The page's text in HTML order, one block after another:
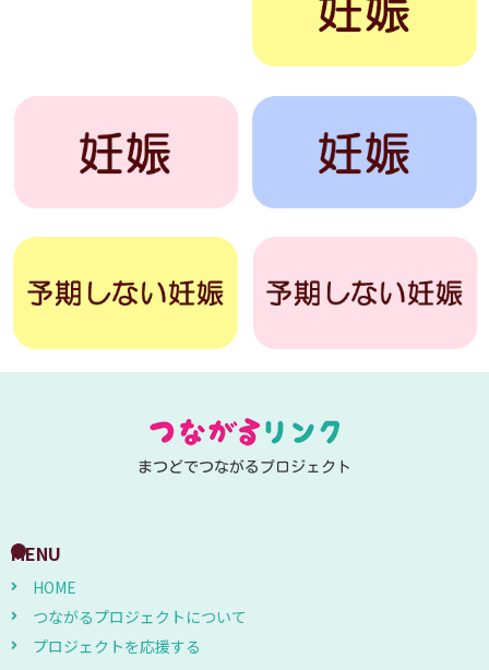
まつどでつながるプロジェクト
MENU
HOME
つながるプロジェクトについて
プロジェクトを応援する